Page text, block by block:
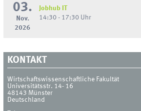
03.
Nov.
2026
Jobhub IT
14:30 - 17:30 Uhr
KONTAKT
Wirtschaftswissenschaftliche Fakultät
Universitätsstr. 14- 16
48143 Münster
Deutschland